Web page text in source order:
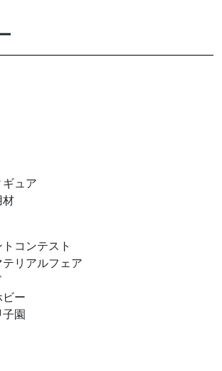
ギュア
材
コンテスト
リアルフェア
ビー
園